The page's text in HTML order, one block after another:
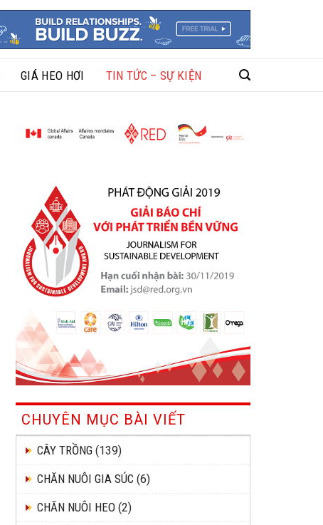
GIÁ HEO HƠI TIN TỨC – SỰ KIỆN
CHUYÊN MỤC BÀI VIẾT
CÂY TRỒNG (139)
CHĂN NUÔI GIA SÚC (6)
CHĂN NUÔI HEO (2)